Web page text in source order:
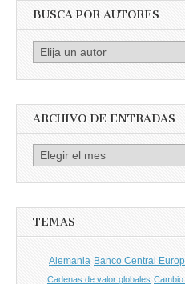
BUSCA POR AUTORES
Busca
ARCHIVO DE ENTRADAS
Archivo
TEMAS
Alemania Banco Central
Cadenas de valor globales